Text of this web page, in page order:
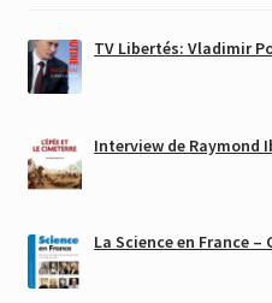
TV Libertés: Vladimir
Interview de Raymond
La Science en France